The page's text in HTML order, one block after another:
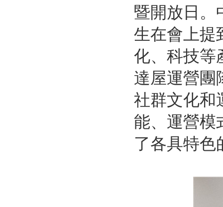
暨開放日。
生在會上提
化、科技等
達屋運營團
社群文化和
能、運營模
了各具特色